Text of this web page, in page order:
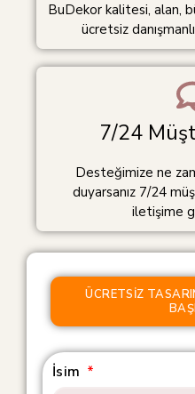
BuDekor kalitesi, alan,
ücretsiz
7/24
Desteğimize ne
duyarsanız 7/24
iletişime
ÜCRETSIZ
İsim